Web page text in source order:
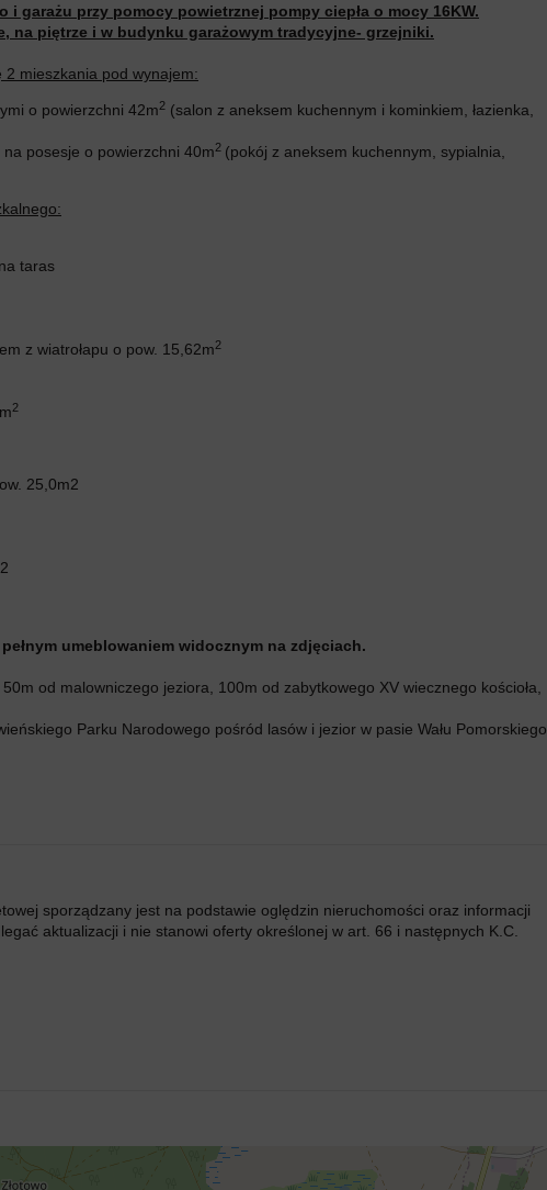
i garażu przy pomocy powietrznej pompy ciepła o mocy 16KW.
na piętrze i w budynku garażowym tradycyjne- grzejniki.
mieszkania pod wynajem:
o powierzchni 42m2 (salon z aneksem kuchennym i kominkiem, łazienka,
posesje o powierzchni 40m2 (pokój z aneksem kuchennym, sypialnia,
taras
z wiatrołapu o pow. 15,62m2
2
25,0m2
umeblowaniem widocznym na zdjęciach.
od malowniczego jeziora, 100m od zabytkowego XV wiecznego kościoła,
Parku Narodowego pośród lasów i jezior w pasie Wału Pomorskiego.
sporządzany jest na podstawie oględzin nieruchomości oraz informacji
aktualizacji i nie stanowi oferty określonej w art. 66 i następnych K.C.